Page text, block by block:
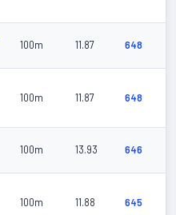
100m 11.87 648
100m 11.87 648
100m 13.93 646
100m 11.88 645